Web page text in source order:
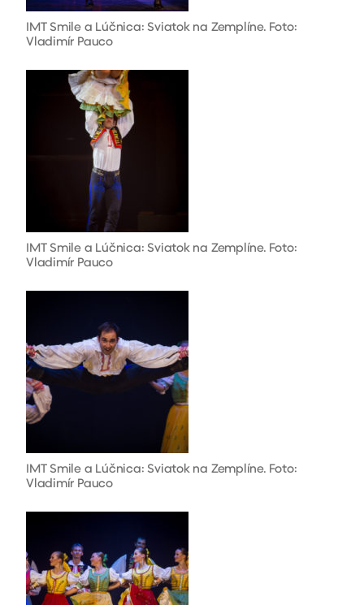
IMT Smile a Lúčnica: Sviatok na Zemplíne. Foto:
Vladimír Pauco
IMT Smile a Lúčnica: Sviatok na Zemplíne. Foto:
Vladimír Pauco
IMT Smile a Lúčnica: Sviatok na Zemplíne. Foto:
Vladimír Pauco